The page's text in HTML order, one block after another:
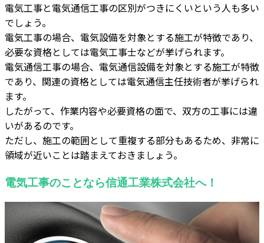
電気工事と電気通信工事の区別がつきにくいという人も多い
でしょう。
電気工事の場合、電気設備を対象とする施工が特徴であり、
必要な資格としては電気工事士などが挙げられます。
電気通信工事の場合、電気通信設備を対象とする施工が特徴
であり、関連の資格としては電気通信主任技術者が挙げられ
ます。
したがって、作業内容や必要資格の面で、双方の工事には違
いがあるのです。
ただし、施工の範囲として重複する部分もあるため、非常に
領域が近いことは踏まえておきましょう。
電気工事のことなら信通工業株式会社へ！